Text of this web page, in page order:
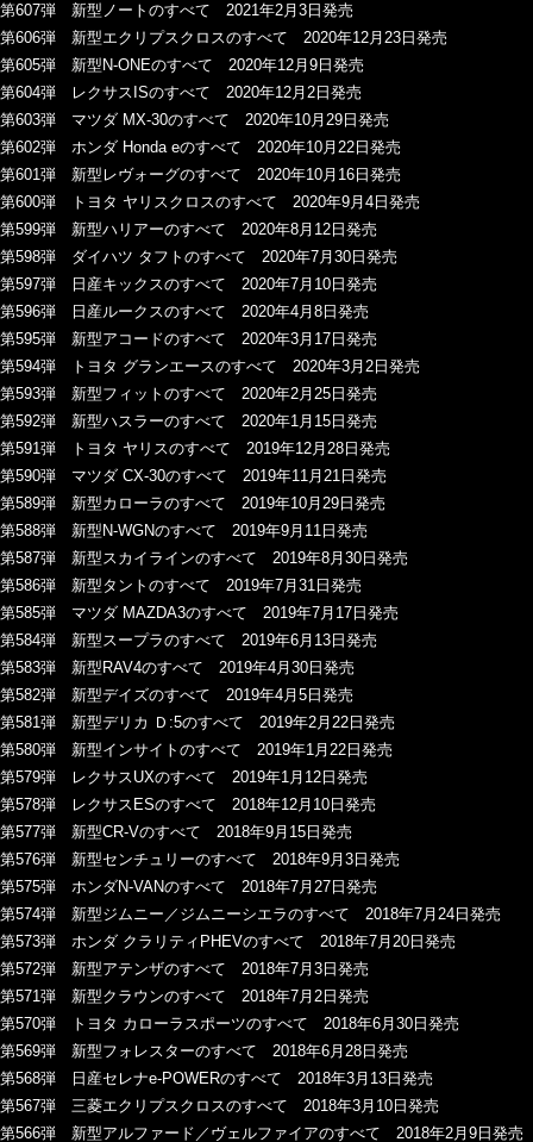
第607弾 新型ノートのすべて 2021年2月3日発売
第606弾 新型エクリプスクロスのすべて 2020年12月23日発売
第605弾 新型N-ONEのすべて 2020年12月9日発売
第604弾 レクサスISのすべて 2020年12月2日発売
第603弾 マツダ MX-30のすべて 2020年10月29日発売
第602弾 ホンダ Honda eのすべて 2020年10月22日発売
第601弾 新型レヴォーグのすべて 2020年10月16日発売
第600弾 トヨタ ヤリスクロスのすべて 2020年9月4日発売
第599弾 新型ハリアーのすべて 2020年8月12日発売
第598弾 ダイハツ タフトのすべて 2020年7月30日発売
第597弾 日産キックスのすべて 2020年7月10日発売
第596弾 日産ルークスのすべて 2020年4月8日発売
第595弾 新型アコードのすべて 2020年3月17日発売
第594弾 トヨタ グランエースのすべて 2020年3月2日発売
第593弾 新型フィットのすべて 2020年2月25日発売
第592弾 新型ハスラーのすべて 2020年1月15日発売
第591弾 トヨタ ヤリスのすべて 2019年12月28日発売
第590弾 マツダ CX-30のすべて 2019年11月21日発売
第589弾 新型カローラのすべて 2019年10月29日発売
第588弾 新型N-WGNのすべて 2019年9月11日発売
第587弾 新型スカイラインのすべて 2019年8月30日発売
第586弾 新型タントのすべて 2019年7月31日発売
第585弾 マツダ MAZDA3のすべて 2019年7月17日発売
第584弾 新型スープラのすべて 2019年6月13日発売
第583弾 新型RAV4のすべて 2019年4月30日発売
第582弾 新型デイズのすべて 2019年4月5日発売
第581弾 新型デリカ Ｄ:5のすべて 2019年2月22日発売
第580弾 新型インサイトのすべて 2019年1月22日発売
第579弾 レクサスUXのすべて 2019年1月12日発売
第578弾 レクサスESのすべて 2018年12月10日発売
第577弾 新型CR-Vのすべて 2018年9月15日発売
第576弾 新型センチュリーのすべて 2018年9月3日発売
第575弾 ホンダN-VANのすべて 2018年7月27日発売
第574弾 新型ジムニー／ジムニーシエラのすべて 2018年7月24日発売
第573弾 ホンダ クラリティPHEVのすべて 2018年7月20日発売
第572弾 新型アテンザのすべて 2018年7月3日発売
第571弾 新型クラウンのすべて 2018年7月2日発売
第570弾 トヨタ カローラスポーツのすべて 2018年6月30日発売
第569弾 新型フォレスターのすべて 2018年6月28日発売
第568弾 日産セレナe-POWERのすべて 2018年3月13日発売
第567弾 三菱エクリプスクロスのすべて 2018年3月10日発売
第566弾 新型アルファード／ヴェルファイアのすべて 2018年2月9日発売